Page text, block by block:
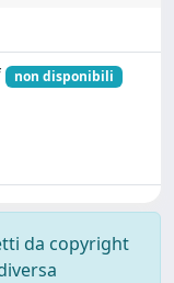
non disponibili
da copyright